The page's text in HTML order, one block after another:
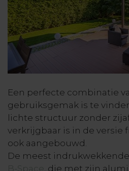
Een perfecte combinatie
gebruiksgemak is te
lichte structuur zonder
verkrijgbaar is in de versie
ook aangebouwd.
De meest
B-Space
, die met zijn